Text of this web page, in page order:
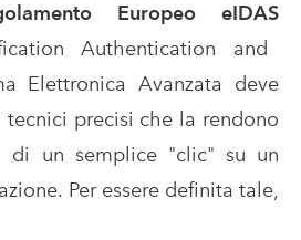
Europeo eIDAS
Authentication and
Elettronica Avanzata deve
tecnici precisi che la rendono
di un semplice "clic" su un
Per essere definita tale,